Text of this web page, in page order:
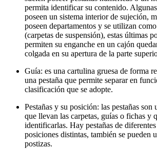
permita identificar su contenido. Algunas
poseen un sistema interior de sujeción,
poseen departamentos y se utilizan
(carpetas de suspensión), estas últimas
permiten su enganche en un cajón
colgada en su apertura de la parte
Guía: es una cartulina gruesa de forma
una pestaña que permite separar en
clasificación que se adopte.
Pestañas y su posición: las pestañas son
que llevan las carpetas, guías o fichas y
identificarlas. Hay pestañas de
posiciones distintas, también se pueden
postizas.